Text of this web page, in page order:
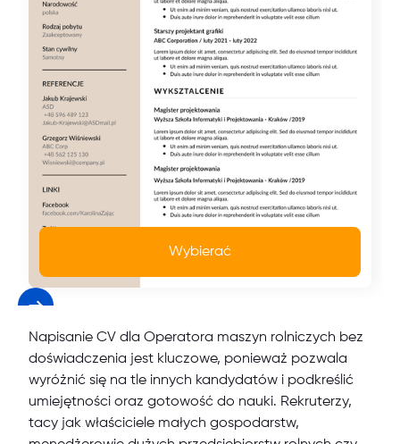
Wybierać
Napisanie CV dla Operatora maszyn rolniczych bez
doświadczenia jest kluczowe, ponieważ pozwala
wyróżnić się na tle innych kandydatów i podkreślić
umiejętności oraz gotowość do nauki. Rekruterzy,
tacy jak właściciele małych gospodarstw,